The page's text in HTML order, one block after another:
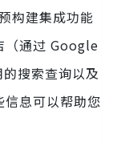
构建集成功能
（通过 Google
搜索查询以及
息可以帮助您